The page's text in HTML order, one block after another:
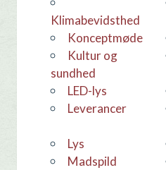
Klimabevidsthed
konceptmøde
Kultur og
sundhed
LED-lys
leverancer
Lys
Madspild